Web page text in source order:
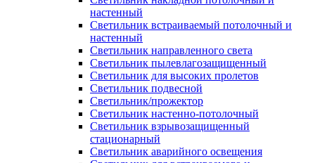
настенный
Светильник встраиваемый потолочный и
настенный
Светильник направленного света
Светильник пылевлагозащищенный
Светильник для высоких пролетов
Светильник подвесной
Светильник/прожектор
Светильник настенно-потолочный
Светильник взрывозащищенный
стационарный
Светильник аварийного освещения